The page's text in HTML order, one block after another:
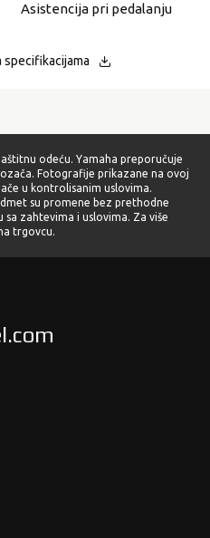
Asistencija pri pedalanju
specifikacijama
odeću. Yamaha preporučuje
Fotografije prikazane na ovoj
u kontrolisanim uslovima.
su promene bez prethodne
zahtevima i uslovima. Za više
trgovcu.